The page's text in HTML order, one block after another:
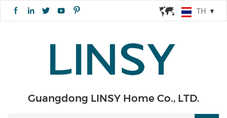
TH
Guangdong LINSY Home Co., LTD.